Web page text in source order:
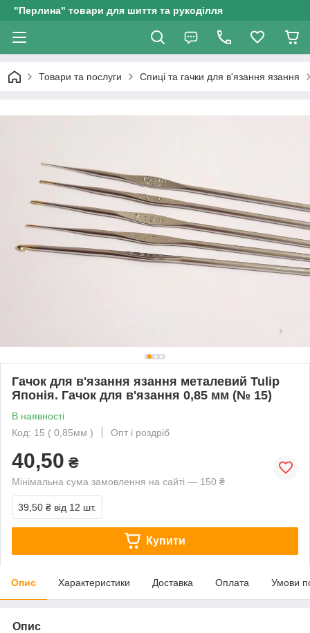
"Перлина" товари для шиття та рукоділля
Товари та послуги Спиці та гачки для в'язання язання
Гачок для в'язання язання металевий Tulip
Японія. Гачок для в'язання 0,85 мм (№ 15)
В наявності
Код: 15 ( 0,85мм )
Опт і роздріб
40,50 ₴
Мінімальна сума замовлення на сайті — 150 ₴
39,50 ₴ від 12 шт.
Купити
Опис Характеристики Доставка Оплата Умови
Опис